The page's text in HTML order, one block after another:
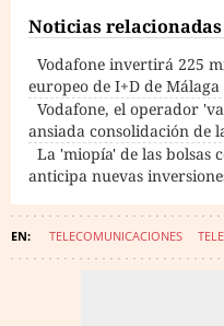
Noticias relacionadas
Vodafone invertirá 225
europeo de I+D de Málaga
Vodafone, el operador
ansiada consolidación de
La 'miopía' de las bolsas
anticipa nuevas
TELECOMUNICACIONES